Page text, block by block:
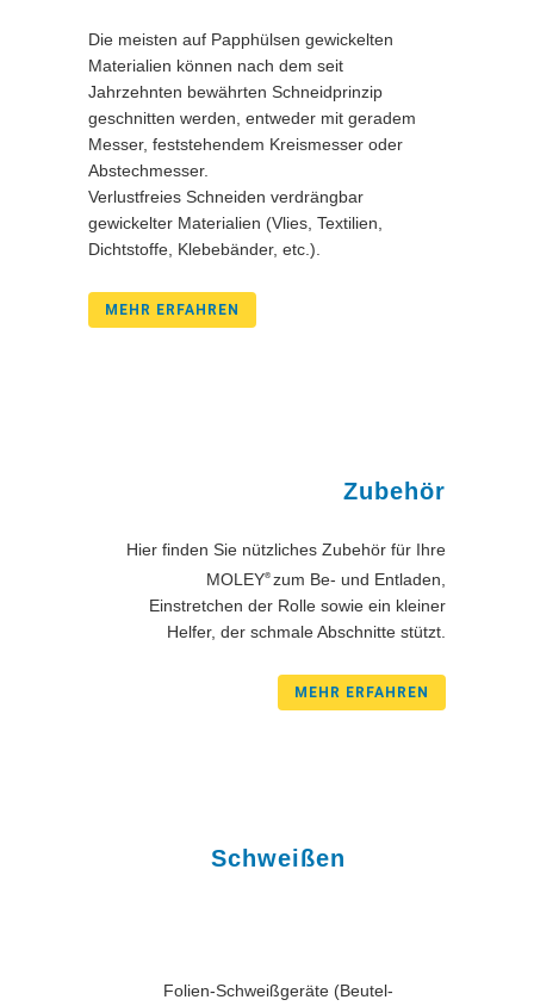
Die meisten auf Papphülsen gewickelten
Materialien können nach dem seit
Jahrzehnten bewährten Schneidprinzip
geschnitten werden, entweder mit geradem
Messer, feststehendem Kreismesser oder
Abstechmesser.
Verlustfreies Schneiden verdrängbar
gewickelter Materialien (Vlies, Textilien,
Dichtstoffe, Klebebänder, etc.).
MEHR ERFAHREN
Zubehör
Hier finden Sie nützliches Zubehör für Ihre
MOLEY® zum Be- und Entladen,
Einstretchen der Rolle sowie ein kleiner
Helfer, der schmale Abschnitte stützt.
MEHR ERFAHREN
Schweißen
Folien-Schweißgeräte (Beutel-